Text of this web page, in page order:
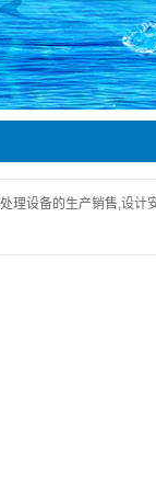
设备的生产销售,设计